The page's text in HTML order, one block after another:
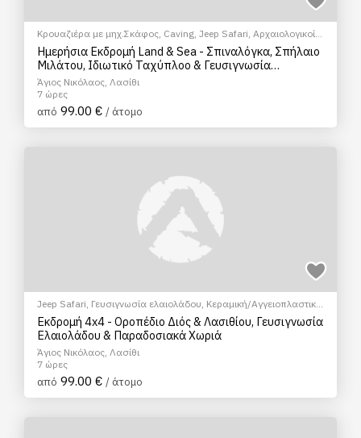
Κρουαζιέρα με μηχ.Σκάφος, Caving, Jeep Safari, Αρχαιολογικοί
χώροι
, Γευσιγνωσία ελαιολάδου, Πολιτιστικά - Πολιτισμικά
Ημερήσια Εκδρομή Land & Sea - Σπιναλόγκα, Σπήλαιο
Μιλάτου, Ιδιωτικό Ταχύπλοο & Γευσιγνωσία
Ελαιολάδου
Άγιος Νικόλαος, Λασίθι
7 ώρες
από 99.00 € / άτομο
Jeep Safari, Γευσιγνωσία ελαιολάδου, Κεραμική/Αγγειοπλαστική,
Ξεναγήσεις/Αξιοθέατα
Πολιτιστικά - Πολιτισμικά ,Σεμινάρια &
Μαθήματα
Εκδρομή 4x4 - Οροπέδιο Διός & Λασιθίου, Γευσιγνωσία
Ελαιολάδου & Παραδοσιακά Χωριά
Άγιος Νικόλαος, Λασίθι
7 ώρες
από 99.00 € / άτομο